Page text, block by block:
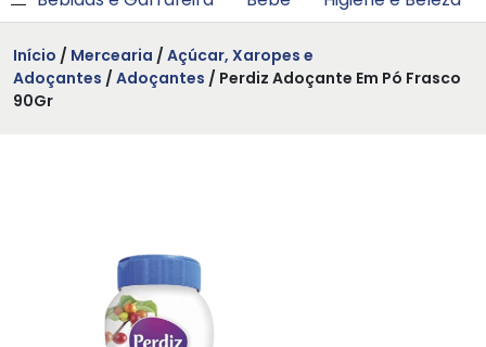
Início / Mercearia / Açúcar, Xaropes e
Adoçantes / Adoçantes / Perdiz Adoçante Em Pó Frasco
90Gr